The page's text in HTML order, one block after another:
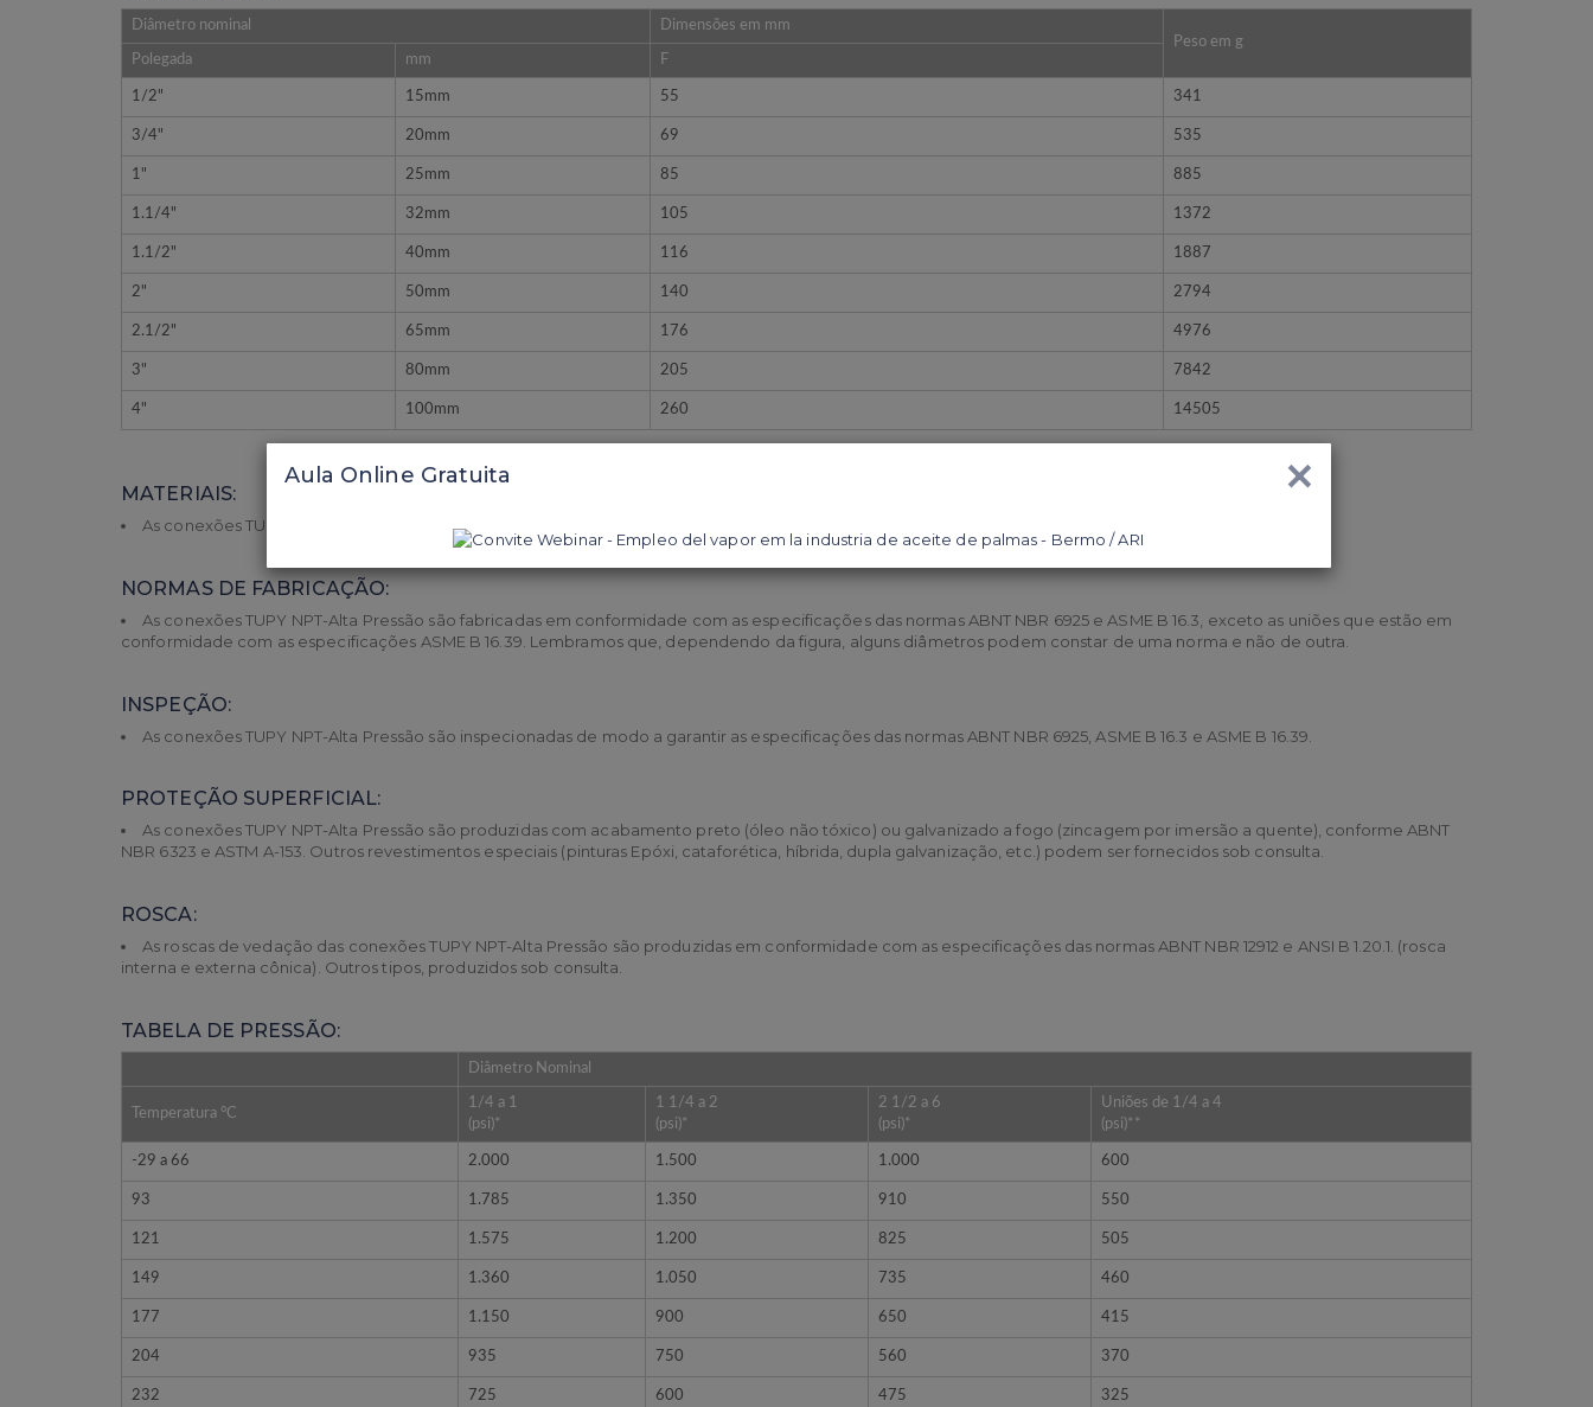
Diâmetro nominal
Dimensões em mm
Peso em g
Polegada
mm F
1/2" 15mm 55 341
3/4" 20mm 69 535
1" 25mm 85 885
1.1/4" 32mm 105 1372
1.1/2" 40mm 116 1887
2" 50mm 140 2794
2.1/2" 65mm 176 4976
3" 80mm 205 7842
4" 100mm 260 14505
MATERIAIS:
As conexões TUPY NPT-Alta Pressão são produzidas em conformidade com as normas ABNT NBR 6590 e ASTM A 197 em ferro maleável preto.
NORMAS DE FABRICAÇÃO:
As conexões TUPY NPT-Alta Pressão são fabricadas em conformidade com as especificações das normas ABNT NBR 6925 e ASME B 16.3, exceto as uniões que estão em
conformidade com as especificações ASME B 16.39. Lembramos que, dependendo da figura, alguns diâmetros podem constar de uma norma e não de outra.
INSPEÇÃO:
As conexões TUPY NPT-Alta Pressão são inspecionadas de modo a garantir as especificações das normas ABNT NBR 6925, ASME B 16.3 e ASME B 16.39.
PROTEÇÃO SUPERFICIAL:
As conexões TUPY NPT-Alta Pressão são produzidas com acabamento preto (óleo não tóxico) ou galvanizado a fogo (zincagem por imersão a quente), conforme ABNT
NBR 6323 e ASTM A-153. Outros revestimentos especiais (pinturas Epóxi, cataforética, híbrida, dupla galvanização, etc.) podem ser fornecidos sob consulta.
ROSCA:
As roscas de vedação das conexões TUPY NPT-Alta Pressão são produzidas em conformidade com as especificações das normas ABNT NBR 12912 e ANSI B 1.20.1. (rosca
interna e externa cônica). Outros tipos, produzidos sob consulta.
TABELA DE PRESSÃO:
Diâmetro Nominal
Temperatura °C
1/4 a 1
(psi)*
1 1/4 a 2
(psi)*
2 1/2 a 6
(psi)*
Uniões de 1/4 a 4
(psi)**
-29 a 66 2.000 1.500 1.000 600
93 1.785 1.350 910 550
121 1.575 1.200 825 505
149 1.360 1.050 735 460
177 1.150 900 650 415
204 935 750 560 370
232 725 600 475 325
×
Aula Online Gratuita